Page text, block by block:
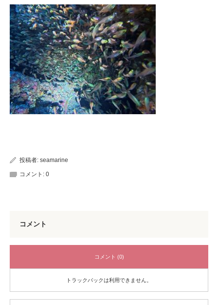
投稿者: seamarine
コメント: 0
コメント
コメント (0)
トラックバックは利用できません。